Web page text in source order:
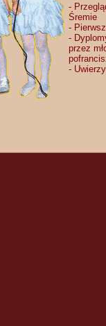
-
Śremie
-
-
przez
-